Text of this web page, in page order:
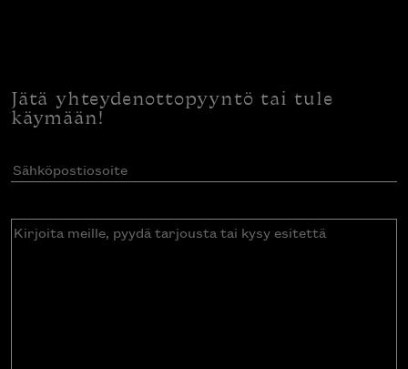
Jätä yhteydenottopyyntö tai tule
käymään!
Sähköpostiosoite(Pakollinen)
Kirjoita